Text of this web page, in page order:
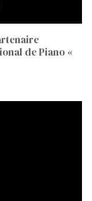
de Piano «